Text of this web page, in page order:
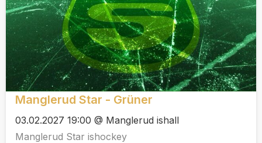
Manglerud Star - Grüner
03.02.2027 19:00 @ Manglerud ishall
Manglerud Star ishockey